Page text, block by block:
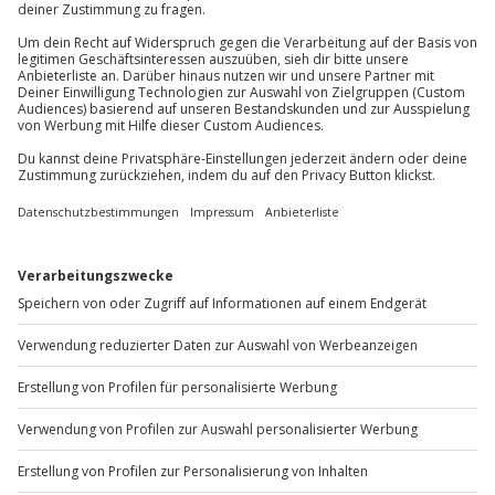
Gruppengröße: 4-20 Personen
Hinweis
Spezifische Gerichte (vegetarisch, vegan) auf
Anfrage möglich
Getränke exklusive
Kleiderordnung: dem Anlass entsprechend
Du erreichst uns telefonisch zu folgenden Zeiten,
außer an bundesweiten Feiertagen:
Mo-Fr: 8-20 Uhr | Sa: 10-16 Uhr
Du möchtest als Firma bestellen?
Mo-Fr: 9-17 Uhr
b2b@jochen-schweizer.de
www.b2b.jochen-schweizer.de/
Artikelnummer: 51203